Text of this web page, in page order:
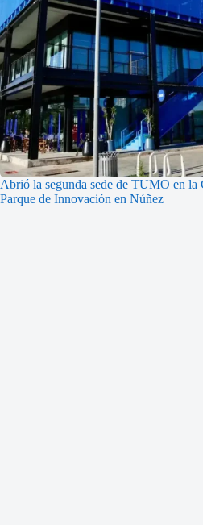
Abrió la segunda sede de TUMO en la
Parque de Innovación en Núñez